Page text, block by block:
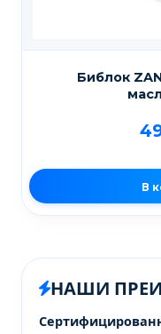
Библок
В
НАШИ